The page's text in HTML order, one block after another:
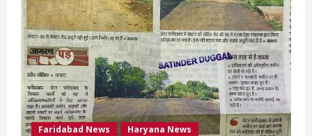
Faridabad News
Haryana News